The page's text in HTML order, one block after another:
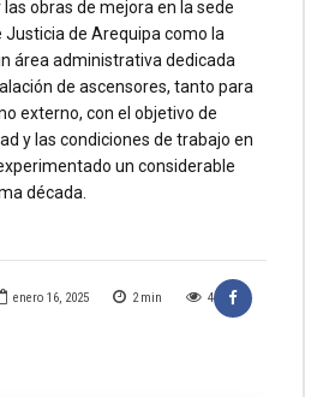
enero 16, 2025 2 min 4
obras de mejora en la sede
Justicia de Arequipa como la
área administrativa dedicada
de ascensores, tanto para
externo, con el objetivo de
y las condiciones de trabajo en
un considerable
década.